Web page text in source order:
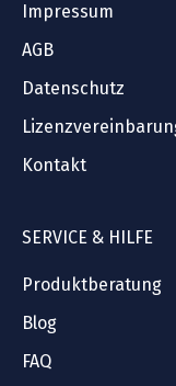
Impressum
AGB
Datenschutz
Kontakt
SERVICE & HILFE
Produktberatung
Blog
FAQ